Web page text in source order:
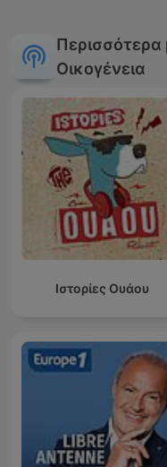
Περισσότερα
Οικογένεια
Ιστορίες Ουάου